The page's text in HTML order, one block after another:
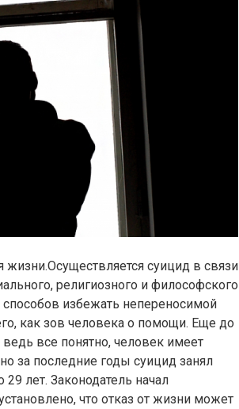
суицид в связи
религиозного и философского
избежать непереносимой
как зов человека о помощи. Еще до
все понятно, человек имеет
за последние годы суицид занял
лет. Законодатель начал
что отказ от жизни может